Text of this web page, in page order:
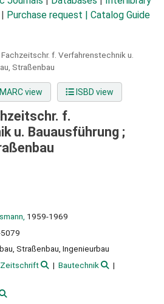
Purchase request | Catalog Guide
Fachzeitschr. f. Verfahrenstechnik u.
Straßenbau
view ISBD view
f.
u. Bauausführung ;
1959-1969
Straßenbau, Ingenieurbau
Zeitschrift
Bautechnik